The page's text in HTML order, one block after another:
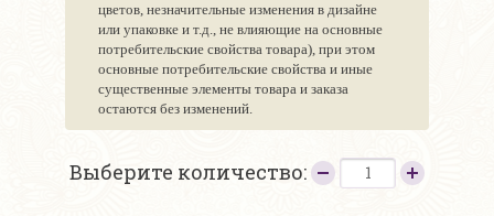
цветов, незначительные изменения в дизайне
или упаковке и т.д., не влияющие на основные
потребительские свойства товара), при этом
основные потребительские свойства и иные
существенные элементы товара и заказа
остаются без изменений.
Выберите количество: